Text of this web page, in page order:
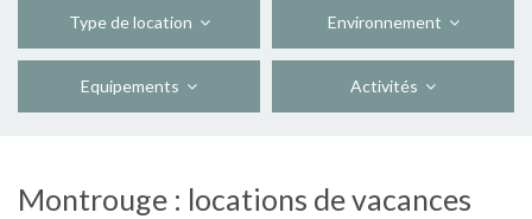
Type de location Environnement
Equipements Activités
Montrouge : locations de vacances